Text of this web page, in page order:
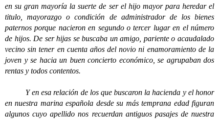
en su gran mayoría la suerte de ser el hijo mayor para heredar el
titulo, mayorazgo o condición de administrador de los bienes
paternos porque nacieron en segundo o tercer lugar en el número
de hijos. De ser hijas se buscaba un amigo, pariente o acaudalado
vecino sin tener en cuenta años del novio ni enamoramiento de la
joven y se hacia un buen concierto económico, se agrupaban dos
rentas y todos contentos.
Y en esa relación de los que buscaron la hacienda y el honor
en nuestra marina española desde su más temprana edad figuran
algunos cuyo apellido nos recuerdan antiguos pasajes de nuestra